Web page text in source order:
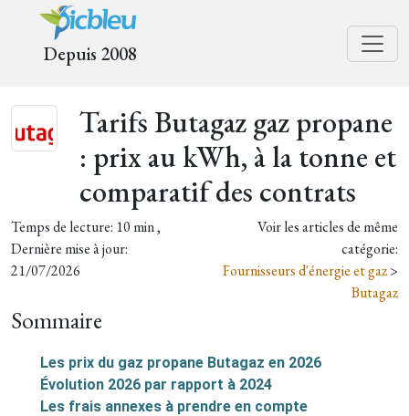
Depuis 2008
Tarifs Butagaz gaz propane
: prix au kWh, à la tonne et
comparatif des contrats
Temps de lecture: 10 min ,
Dernière mise à jour:
21/07/2026
Voir les articles de même
catégorie:
Fournisseurs d'énergie et gaz>
Butagaz
Sommaire
Les prix du gaz propane Butagaz en 2026
Évolution 2026 par rapport à 2024
Les frais annexes à prendre en compte